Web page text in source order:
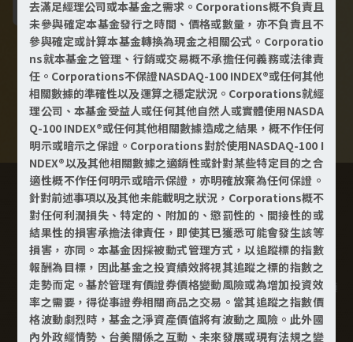
有單筆、定期定額終身0手續費超值
優惠。
( 相關規定請見本網頁最下方注意事項 )
立即開戶 立即申購
活動注意事項
本專案手續費優惠折扣僅適用於向富邦投信提出申請之受益人，
其他銷售機構不適用。
活動期間新申購單筆或定期(不)定額交易，不限申購次數及金額
均享有0%手續費優惠。
活動期間內定期(不)定額申購，該筆申購後續扣款享終身0手續
去滿足經理公司或本基金之需求。Corporations概不負責且
未參與確定本基金發行之時間、價格或數量，亦不負責且不
參與確定或計算本基金轉換為現金之相關公式。Corporatio
ns就本基金之管理、行銷或交易概不承擔任何義務或法律責
任。Corporations不保證NASDAQ-100 INDEX®或任何其他
相關數據的準確性以及運算之穩定狀況。Corporations就經
理公司、本基金受益人或任何其他自然人或實體使用NASDA
Q-100 INDEX®或任何其他相關數據造成之結果，概不作任何
明示或暗示之保證。Corporations對於使用NASDAQ-100 I
NDEX®以及其他相關數據之適銷性或針對某些特定目的之合
適性概不作任何明示或暗示保證，亦明確放棄為任何保證。
針對前述事項以及其他未能載明之狀況，Corporations概不
對任何利潤損失、特定的、附加的、懲罰性的、間接性的或
結果性的損害承擔法律責任，即使其已獲悉可能會發生該等
損害，亦同。本基金因採被動式管理方式，以追蹤標的指數
報酬為目標，因此基金之投資績效將視其追蹤之標的指數之
走勢而定。基於管理有價證券價格變動風險或為增加投資效
率之需要，得從事證券相關商品之交易。當其追蹤之指數價
格波動劇烈時，基金之淨資產價值將有波動之風險。此外國
內外政經情勢、台美關係之互動、未來發展或現有法規之變